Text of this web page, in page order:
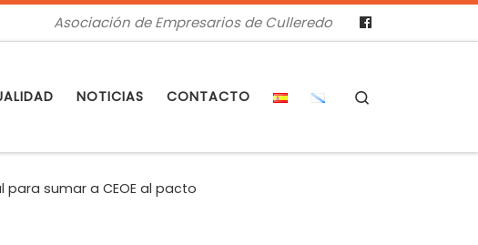
Asociación de Empresarios de Culleredo
NOTICIAS CONTACTO
sumar a CEOE al pacto